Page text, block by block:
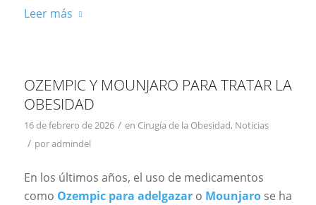
Leer más
OZEMPIC Y MOUNJARO PARA TRATAR LA
OBESIDAD
16 de febrero de 2026 / en Cirugía de la Obesidad, Noticias
/ poradmindel
En los últimos años, el uso de medicamentos
como Ozempic para adelgazaro Mounjaro se ha